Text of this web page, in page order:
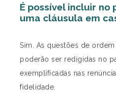
É possível incluir
uma cláusula em
Sim. As questões de
poderão ser redigidas no
exemplificadas nas
fidelidade.